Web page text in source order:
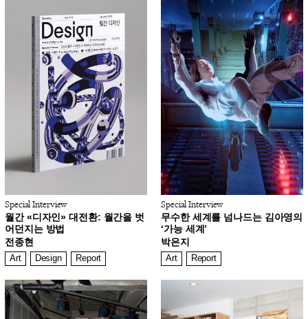
Special Interview
월간 «디자인» 대전환: 월간을 벗
어던지는 방법
전종현
Art Design Report
Special Interview
무수한 세계를 넘나드는 김아영의
‘가능 세계’
박은지
Art Report